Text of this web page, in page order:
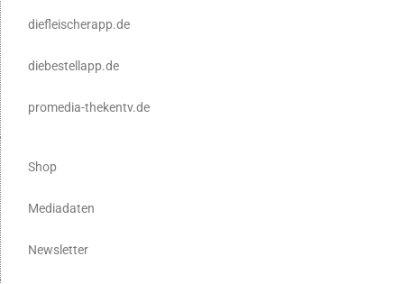
diefleischerapp.de
diebestellapp.de
promedia-thekentv.de
Shop
Mediadaten
Newsletter